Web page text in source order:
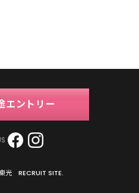
エントリー
光 RECRUIT SITE.